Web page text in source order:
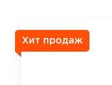
Хит продаж